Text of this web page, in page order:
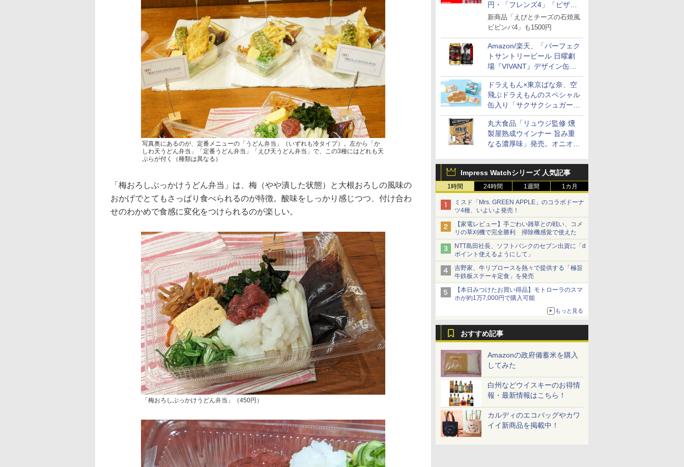
円・「フレンズ4」「ピザハ
ット・ベスト4」値下げ
新商品「えびとチーズの石焼風
ビビンバ4」も1500円
Amazon/楽天、「パーフェク
トサントリービール 日曜劇
場『VIVANT』デザイン缶」
販売開始
ドラえもん×東京ばな奈、空
飛ぶドラえもんのスペシャル
缶入り「サクサクシュガーバ
ター」を発売
丸大食品「リュウジ監修 燻
製屋熟成ウインナー 旨み重
なる濃厚味」発売。オニオン
Impress Watchシリーズ 人気記事
1時間 24時間 1週間 1カ月
ミスド「Mrs. GREEN APPLE」のコラボドーナ
ツ4種、いよいよ発売！
【家電レビュー】手ごわい雑草との戦い、コメ
リの草刈機で完全勝利 掃除機感覚で使えた
NTT島田社長、ソフトバンクのセブン出資に「d
ポイント使えるようにして」
吉野家、牛リブロースを熱々で提供する「極旨
牛鉄板ステーキ定食」を発売
【本日みつけたお買い得品】モトローラのスマ
ホが約1万7,000円で購入可能
もっと見る
おすすめ記事
Amazonの政府備蓄米を購入
してみた
白州などウイスキーのお得情
報・最新情報はこちら！
カルディのエコバッグやカワ
イイ新商品を掲載中！
写真奥にあるのが、定番メニューの「うどん弁当」（いずれも冷タイプ）。左から「か
しわ天うどん弁当」「定番うどん弁当」「えび天うどん弁当」で、この3種にはどれも天
ぷらが付く（種類は異なる）
「梅おろしぶっかけうどん弁当」は、梅（やや潰した状態）と大根おろしの風味の
おかげでとてもさっぱり食べられるのが特徴。酸味をしっかり感じつつ、付け合わ
せのわかめで食感に変化をつけられるのが楽しい。
「梅おろしぶっかけうどん弁当」（450円）